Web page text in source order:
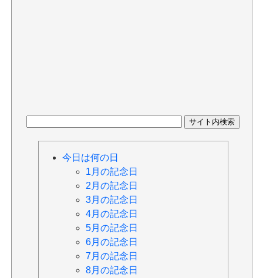
今日は何の日
1月の記念日
2月の記念日
3月の記念日
4月の記念日
5月の記念日
6月の記念日
7月の記念日
8月の記念日